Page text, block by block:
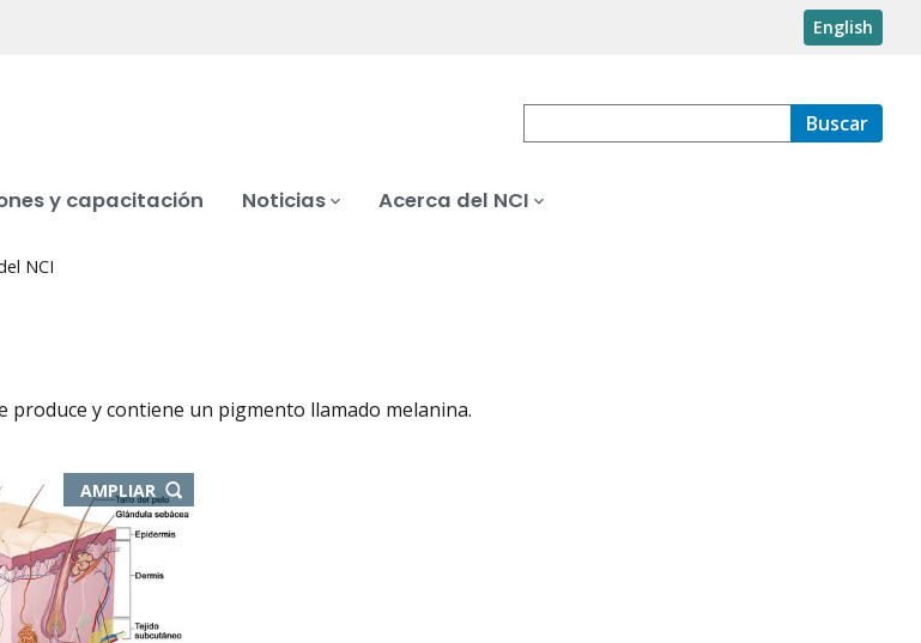
English
Buscar
y capacitación Noticias Acerca del NCI
NCI
produce y contiene un pigmento llamado melanina.
AMPLIAR
ABRE
EN
VENTANA